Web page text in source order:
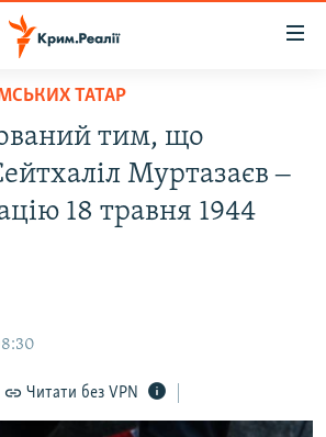
ТАТАР
тим, що
Муртазаєв ‒
18 травня 1944
Читати без VPN